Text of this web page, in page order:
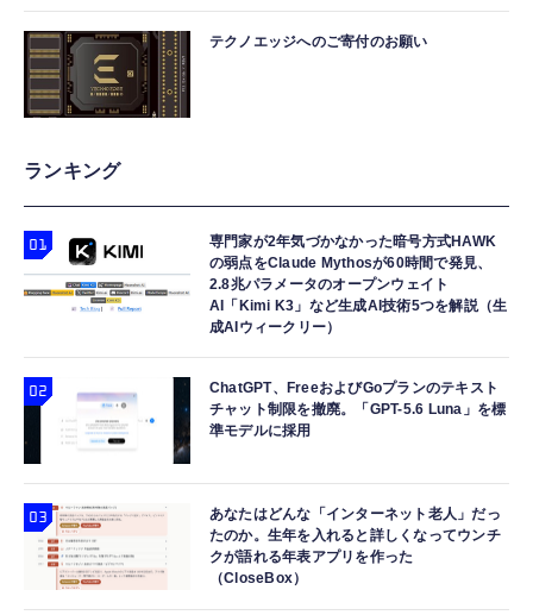
テクノエッジへのご寄付のお願い
ランキング
専門家が2年気づかなかった暗号方式HAWK
の弱点をClaude Mythosが60時間で発見、
2.8兆パラメータのオープンウェイト
AI「Kimi K3」など生成AI技術5つを解説（生
成AIウィークリー）
ChatGPT、FreeおよびGoプランのテキスト
チャット制限を撤廃。「GPT-5.6 Luna」を標
準モデルに採用
あなたはどんな「インターネット老人」だっ
たのか。生年を入れると詳しくなってウンチ
クが語れる年表アプリを作った
（CloseBox）